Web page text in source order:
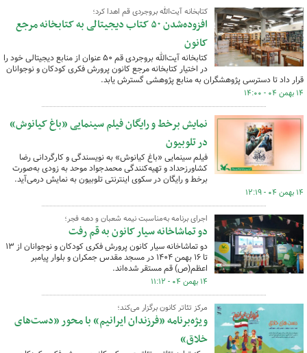
کتابخانه آیت‌الله بروجردی قم اهدا کرد؛
افزوده‌شدن ۵۰ کتاب دیجیتالی به کتابخانه مرجع
کانون
کتابخانه آیت‌الله بروجردی قم ۵۰ عنوان از منابع دیجیتالی خود را
در اختیار کتابخانه مرجع کانون پرورش فکری کودکان و نوجوانان
قرار داد تا دسترسی پژوهشگران به منابع پژوهشی گسترش یابد.
۱۴ بهمن ۰۴ - ۱۴:۰۰
نمایش برخط و رایگان فیلم سینمایی «باغ کیانوش»
در تلوبیون
فیلم سینمایی «باغ کیانوش» به نویسندگی و کارگردانی رضا
کشاورزحداد و تهیه‌کنندگی محمدجواد موحد به زودی به‌صورت
برخط و رایگان در سکوی اینترنتی تلوبیون به نمایش درمی‌آید.
۱۴ بهمن ۰۴ - ۱۲:۱۹
اجرای برنامه به‌مناسبت نیمه شعبان و دهه فجر؛
دو تماشاخانه سیار کانون به قم رفت
دو تماشاخانه سیار کانون پرورش فکری کودکان و نوجوانان از ۱۳
تا ۱۶ بهمن ۱۴۰۴ در مسجد مقدس جمکران و بلوار پیامبر
اعظم(ص) قم مستقر شده‌اند.
۱۴ بهمن ۰۴ - ۱۱:۱۲
مرکز تئاتر کانون برگزار می‌کند؛
ویژه‌برنامه «فرزندان ایرانیم» با محور «دست‌های
خلاق»